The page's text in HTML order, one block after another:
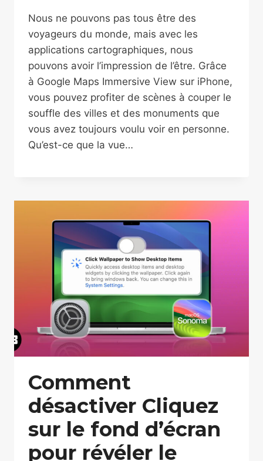
Nous ne pouvons pas tous être des
voyageurs du monde, mais avec les
applications cartographiques, nous
pouvons avoir l’impression de l’être. Grâce
à Google Maps Immersive View sur iPhone,
vous pouvez profiter de scènes à couper le
souffle des villes et des monuments que
vous avez toujours voulu voir en personne.
Qu’est-ce que la vue…
Comment
désactiver Cliquez
sur le fond d’écran
pour révéler le